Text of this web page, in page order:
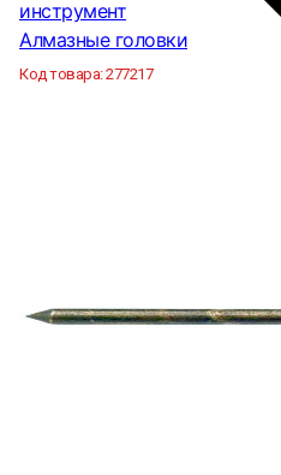
инструмент
Алмазные головки
Код товара:277217